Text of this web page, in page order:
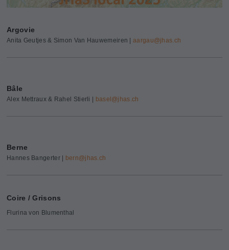
Argovie
Anita Geutjes & Simon Van Hauwemeiren |aargau@jhas.ch
Bâle
Alex Mettraux & Rahel Stierli | basel@jhas.ch
Berne
Hannes Bangerter | bern@jhas.ch
Coire / Grisons
Flurina von Blumenthal